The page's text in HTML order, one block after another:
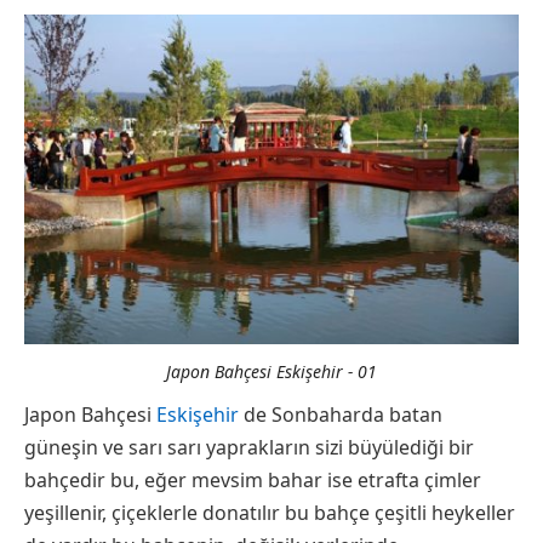
Japon Bahçesi Eskişehir - 01
Japon Bahçesi Eskişehir de Sonbaharda batan
güneşin ve sarı sarı yaprakların sizi büyülediği bir
bahçedir bu, eğer mevsim bahar ise etrafta çimler
yeşillenir, çiçeklerle donatılır bu bahçe çeşitli heykeller